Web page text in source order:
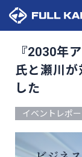
『2030年
氏と瀬川
した
イベントレポー